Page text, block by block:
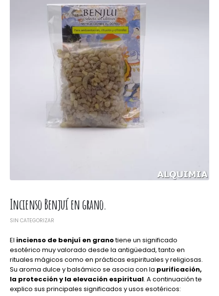
Incienso Benjuí en grano.
SIN CATEGORIZAR
El incienso de benjuí en granotiene un significado
esotérico muy valorado desde la antigüedad, tanto en
rituales mágicos como en prácticas espirituales y religiosas.
Su aroma dulce y balsámico se asocia con la purificación,
la protección y la elevación espiritual. A continuación te
explico sus principales significados y usos esotéricos: